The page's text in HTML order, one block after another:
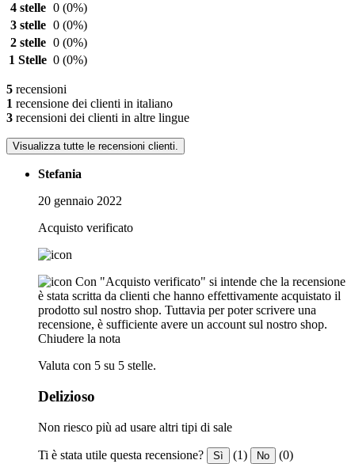
4 stelle 0 (0%)
3 stelle 0 (0%)
2 stelle 0 (0%)
1 Stelle 0 (0%)
5 recensioni
1 recensione dei clienti in italiano
3 recensioni dei clienti in altre lingue
Visualizza tutte le recensioni clienti.
Stefania
20 gennaio 2022
Acquisto verificato
Con "Acquisto verificato" si intende che la recensione
è stata scritta da clienti che hanno effettivamente acquistato il
prodotto sul nostro shop. Tuttavia per poter scrivere una
recensione, è sufficiente avere un account sul nostro shop.
Chiudere la nota
Valuta con 5 su 5 stelle.
Delizioso
Non riesco più ad usare altri tipi di sale
Ti è stata utile questa recensione? Sì (1) No (0)